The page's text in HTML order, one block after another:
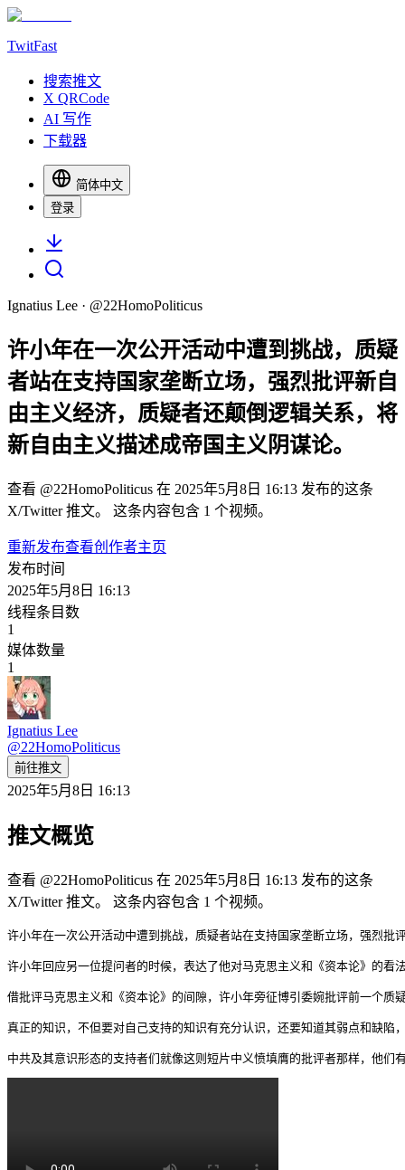
TwitFast
搜索推文
X QRCode
AI 写作
下载器
简体中文
登录
Ignatius Lee · @22HomoPoliticus
许小年在一次公开活动中遭到挑战，质疑
者站在支持国家垄断立场，强烈批评新自
由主义经济，质疑者还颠倒逻辑关系，将
新自由主义描述成帝国主义阴谋论。
查看 @22HomoPoliticus 在 2025年5月8日 16:13 发布的这条
X/Twitter 推文。 这条内容包含 1 个视频。
重新发布查看创作者主页
发布时间
2025年5月8日 16:13
线程条目数
1
媒体数量
1
Ignatius Lee
@22HomoPoliticus
前往推文
2025年5月8日 16:13
推文概览
查看 @22HomoPoliticus 在 2025年5月8日 16:13 发布的这条
X/Twitter 推文。 这条内容包含 1 个视频。
许小年在一次公开活动中遭到挑战，质疑者站在支持国家垄断立场，强烈
许小年回应另一位提问者的时候，表达了他对马克思主义和《资本论》的
借批评马克思主义和《资本论》的间隙，许小年旁征博引委婉批评前一个
真正的知识，不但要对自己支持的知识有充分认识，还要知道其弱点和缺
中共及其意识形态的支持者们就像这则短片中义愤填膺的批评者那样，他